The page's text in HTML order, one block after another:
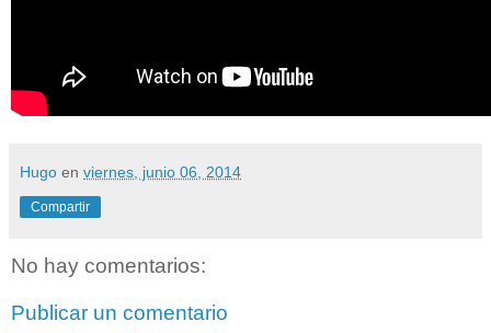
Hugo en viernes, junio 06, 2014
Compartir
No hay comentarios:
Publicar un comentario